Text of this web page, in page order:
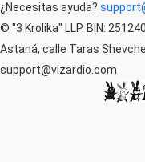
¿Necesitas ayuda?
© "3 Krolika" LLP. BIN:
Astaná, calle Taras
support@vizardio.com